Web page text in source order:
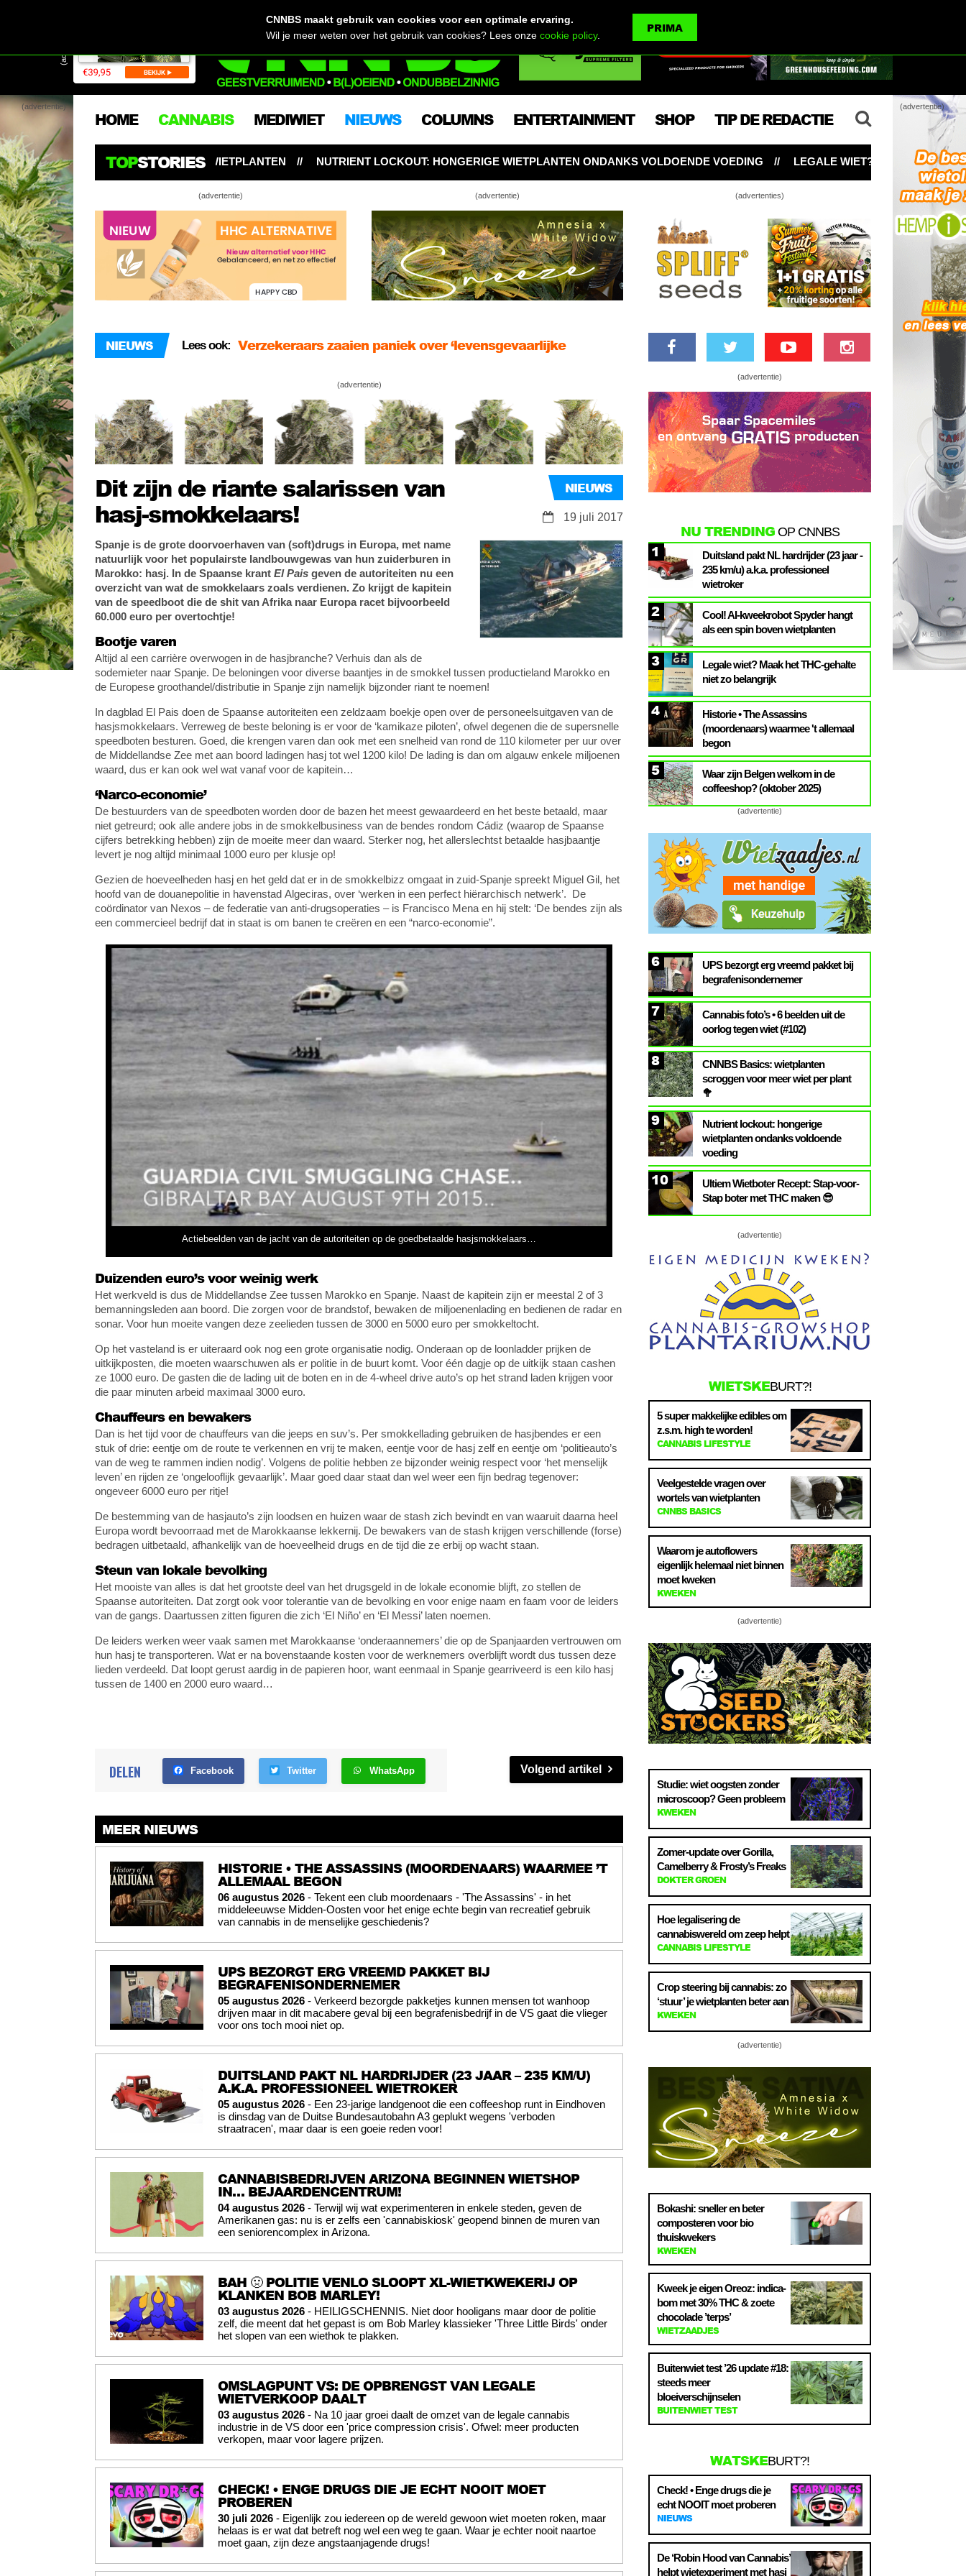
(advertentie) (advertentie)
(advertentie)
HOME CANNABIS MEDIWIET NIEUWS COLUMNS ENTERTAINMENT SHOP TIP DE REDACTIE
TOPSTORIES
SPIN BOVEN WIETPLANTEN NUTRIENT LOCKOUT: HONGERIGE WIETPLANTEN ONDANKS VOLDOENDE VOEDING LEGALE WIET? MAAK HET THC-GEHALTE NIET ZO
(advertentie) (advertentie)
NIEUWS Lees ook:
Ai… Friesland zit voorlopig even zonder hasj
Bestel nu een nieuwe Ford Fusion, met wiet erin!
wietteelt’
Bestel nu een nieuwe Ford Fusion, met wiet erin!
(advertentie)
Dit zijn de riante salarissen van
hasj-smokkelaars!
NIEUWS
19 juli 2017
Spanje is de grote doorvoerhaven van (soft)drugs in Europa, met name
natuurlijk voor het populairste landbouwgewas van hun zuiderburen in
Marokko: hasj. In de Spaanse krant El Pais geven de autoriteiten nu een
overzicht van wat de smokkelaars zoals verdienen. Zo krijgt de kapitein
van de speedboot die de shit van Afrika naar Europa racet bijvoorbeeld
60.000 euro per overtochtje!
Bootje varen
Altijd al een carrière overwogen in de hasjbranche? Verhuis dan als de
sodemieter naar Spanje. De beloningen voor diverse baantjes in de smokkel tussen productieland Marokko en
de Europese groothandel/distributie in Spanje zijn namelijk bijzonder riant te noemen!
In dagblad El Pais doen de Spaanse autoriteiten een zeldzaam boekje open over de personeelsuitgaven van de
hasjsmokkelaars. Verreweg de beste beloning is er voor de ‘kamikaze piloten’, ofwel degenen die de supersnelle
speedboten besturen. Goed, die krengen varen dan ook met een snelheid van rond de 110 kilometer per uur over
de Middellandse Zee met aan boord ladingen hasj tot wel 1200 kilo! De lading is dan om algauw enkele miljoenen
waard, dus er kan ook wel wat vanaf voor de kapitein…
‘Narco-economie’
De bestuurders van de speedboten worden door de bazen het meest gewaardeerd en het beste betaald, maar
niet getreurd; ook alle andere jobs in de smokkelbusiness van de bendes rondom Cádiz (waarop de Spaanse
cijfers betrekking hebben) zijn de moeite meer dan waard. Sterker nog, het allerslechtst betaalde hasjbaantje
levert je nog altijd minimaal 1000 euro per klusje op!
Gezien de hoeveelheden hasj en het geld dat er in de smokkelbizz omgaat in zuid-Spanje spreekt Miguel Gil, het
hoofd van de douanepolitie in havenstad Algeciras, over ‘werken in een perfect hiërarchisch netwerk’. De
coördinator van Nexos – de federatie van anti-drugsoperaties – is Francisco Mena en hij stelt: ‘De bendes zijn als
een commercieel bedrijf dat in staat is om banen te creëren en een “narco-economie”.
Actiebeelden van de jacht van de autoriteiten op de goedbetaalde hasjsmokkelaars…
Duizenden euro’s voor weinig werk
Het werkveld is dus de Middellandse Zee tussen Marokko en Spanje. Naast de kapitein zijn er meestal 2 of 3
bemanningsleden aan boord. Die zorgen voor de brandstof, bewaken de miljoenenlading en bedienen de radar en
sonar. Voor hun moeite vangen deze zeelieden tussen de 3000 en 5000 euro per smokkeltocht.
Op het vasteland is er uiteraard ook nog een grote organisatie nodig. Onderaan op de loonladder prijken de
uitkijkposten, die moeten waarschuwen als er politie in de buurt komt. Voor één dagje op de uitkijk staan cashen
ze 1000 euro. De gasten die de lading uit de boten en in de 4-wheel drive auto’s op het strand laden krijgen voor
die paar minuten arbeid maximaal 3000 euro.
Chauffeurs en bewakers
Dan is het tijd voor de chauffeurs van die jeeps en suv’s. Per smokkellading gebruiken de hasjbendes er een
stuk of drie: eentje om de route te verkennen en vrij te maken, eentje voor de hasj zelf en eentje om ‘politieauto’s
van de weg te rammen indien nodig’. Volgens de politie hebben ze bijzonder weinig respect voor ‘het menselijk
leven’ en rijden ze ‘ongelooflijk gevaarlijk’. Maar goed daar staat dan wel weer een fijn bedrag tegenover:
ongeveer 6000 euro per ritje!
De bestemming van de hasjauto’s zijn loodsen en huizen waar de stash zich bevindt en van waaruit daarna heel
Europa wordt bevoorraad met de Marokkaanse lekkernij. De bewakers van de stash krijgen verschillende (forse)
bedragen uitbetaald, afhankelijk van de hoeveelheid drugs en de tijd die ze erbij op wacht staan.
Steun van lokale bevolking
Het mooiste van alles is dat het grootste deel van het drugsgeld in de lokale economie blijft, zo stellen de
Spaanse autoriteiten. Dat zorgt ook voor tolerantie van de bevolking en voor enige naam en faam voor de leiders
van de gangs. Daartussen zitten figuren die zich ‘El Niño’ en ‘El Messi’ laten noemen.
De leiders werken weer vaak samen met Marokkaanse ‘onderaannemers’ die op de Spanjaarden vertrouwen om
hun hasj te transporteren. Wat er na bovenstaande kosten voor de werknemers overblijft wordt dus tussen deze
lieden verdeeld. Dat loopt gerust aardig in de papieren hoor, want eenmaal in Spanje gearriveerd is een kilo hasj
tussen de 1400 en 2000 euro waard…
DELEN Facebook Twitter WhatsApp Volgend artikel
MEER NIEUWS
HISTORIE • THE ASSASSINS (MOORDENAARS) WAARMEE ’T
ALLEMAAL BEGON
06 augustus 2026 - Tekent een club moordenaars - 'The Assassins' - in het
middeleeuwse Midden-Oosten voor het enige echte begin van recreatief gebruik
van cannabis in de menselijke geschiedenis?
UPS BEZORGT ERG VREEMD PAKKET BIJ
BEGRAFENISONDERNEMER
05 augustus 2026 - Verkeerd bezorgde pakketjes kunnen mensen tot wanhoop
drijven maar in dit macabere geval bij een begrafenisbedrijf in de VS gaat die vlieger
voor ons toch mooi niet op.
DUITSLAND PAKT NL HARDRIJDER (23 JAAR – 235 KM/U)
A.K.A. PROFESSIONEEL WIETROKER
05 augustus 2026 - Een 23-jarige landgenoot die een coffeeshop runt in Eindhoven
is dinsdag van de Duitse Bundesautobahn A3 geplukt wegens 'verboden
straatracen', maar daar is een goeie reden voor!
CANNABISBEDRIJVEN ARIZONA BEGINNEN WIETSHOP
IN… BEJAARDENCENTRUM!
04 augustus 2026 - Terwijl wij wat experimenteren in enkele steden, geven de
Amerikanen gas: nu is er zelfs een 'cannabiskiosk' geopend binnen de muren van
een seniorencomplex in Arizona.
BAH 🤢 POLITIE VENLO SLOOPT XL-WIETKWEKERIJ OP
KLANKEN BOB MARLEY!
03 augustus 2026 - HEILIGSCHENNIS. Niet door hooligans maar door de politie
zelf, die meent dat het gepast is om Bob Marley klassieker 'Three Little Birds' onder
het slopen van een wiethok te plakken.
OMSLAGPUNT VS: DE OPBRENGST VAN LEGALE
WIETVERKOOP DAALT
03 augustus 2026 - Na 10 jaar groei daalt de omzet van de legale cannabis
industrie in de VS door een 'price compression crisis'. Ofwel: meer producten
verkopen, maar voor lagere prijzen.
CHECK! • ENGE DRUGS DIE JE ECHT NOOIT MOET
PROBEREN
30 juli 2026 - Eigenlijk zou iedereen op de wereld gewoon wiet moeten roken, maar
helaas is er wat dat betreft nog wel een weg te gaan. Waar je echter nooit naartoe
moet gaan, zijn deze angstaanjagende drugs!
(advertenties)
(advertentie)
NU TRENDINGOP CNNBS
1
Duitsland pakt NL hardrijder (23 jaar -
235 km/u) a.k.a. professioneel
wietroker
2
Cool! AI-kweekrobot Spyder hangt
als een spin boven wietplanten
3
Legale wiet? Maak het THC-gehalte
niet zo belangrijk
4
Historie • The Assassins
(moordenaars) waarmee 't allemaal
begon
5
Waar zijn Belgen welkom in de
coffeeshop? (oktober 2025)
(advertentie)
6
UPS bezorgt erg vreemd pakket bij
begrafenisondernemer
7
Cannabis foto’s • 6 beelden uit de
oorlog tegen wiet (#102)
8
CNNBS Basics: wietplanten
scroggen voor meer wiet per plant
🥦
9
Nutrient lockout: hongerige
wietplanten ondanks voldoende
voeding
10
Ultiem Wietboter Recept: Stap-voor-
Stap boter met THC maken 😎
(advertentie)
WIETSKEBURT?!
5 super makkelijke edibles om
z.s.m. high te worden!
CANNABIS LIFESTYLE
Veelgestelde vragen over
wortels van wietplanten
CNNBS BASICS
Waarom je autoflowers
eigenlijk helemaal niet binnen
moet kweken
KWEKEN
(advertentie)
Studie: wiet oogsten zonder
microscoop? Geen probleem
KWEKEN
Zomer-update over Gorilla,
Camelberry & Frosty’s Freaks
DOKTER GROEN
Hoe legalisering de
cannabiswereld om zeep helpt
CANNABIS LIFESTYLE
Crop steering bij cannabis: zo
‘stuur’ je wietplanten beter aan
KWEKEN
(advertentie)
Bokashi: sneller en beter
composteren voor bio
thuiskwekers
KWEKEN
Kweek je eigen Oreoz: indica-
bom met 30% THC & zoete
chocolade ’terps’
WIETZAADJES
Buitenwiet test ’26 update #18:
steeds meer
bloeiverschijnselen
BUITENWIET TEST
WATSKEBURT?!
Check! • Enge drugs die je
echt NOOIT moet proberen
NIEUWS
De ‘Robin Hood van Cannabis’
helpt wietexperiment met hasj
CNNBS maakt gebruik van cookies voor een optimale ervaring.
Wil je meer weten over het gebruik van cookies? Lees onzecookie policy.
PRIMA